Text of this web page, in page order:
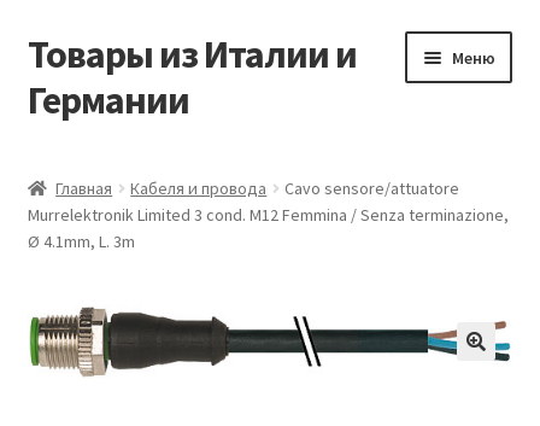
Перейти
навигации
Перейти
содержимому
Товары из Италии и
Германии
Меню
Виды доставки
Контакты
Главная Кабеля и провода
Cavo sensore/attuatore
Murrelektronik Limited 3 cond. M12 Femmina / Senza terminazione,
Ø 4.1mm, L. 3m